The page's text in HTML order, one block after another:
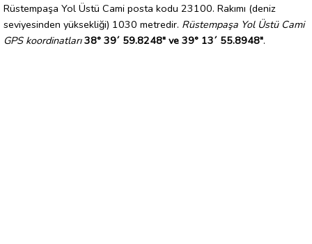
Rüstempaşa Yol Üstü Cami posta kodu 23100. Rakımı (deniz
seviyesinden yüksekliği) 1030 metredir. Rüstempaşa Yol Üstü Cami
GPS koordinatları 38° 39´ 59.8248" ve 39° 13´ 55.8948".